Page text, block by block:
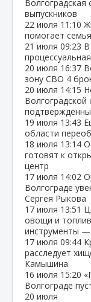
выпускников
22 июля 11:10
помогает
21 июля 09:23 В
20 июля 16:37
зону СВО 4
20 июля 14:15
19 июля 13:43
области
18 июля 13:14
готовят к
центр
17 июля 14:02
Волгограде
Сергея Рыкова
17 июля 13:51
овощи и
инструменты
17 июля 09:44
расследует
Камышина
16 июля 15:20
Волгограде
20 июля